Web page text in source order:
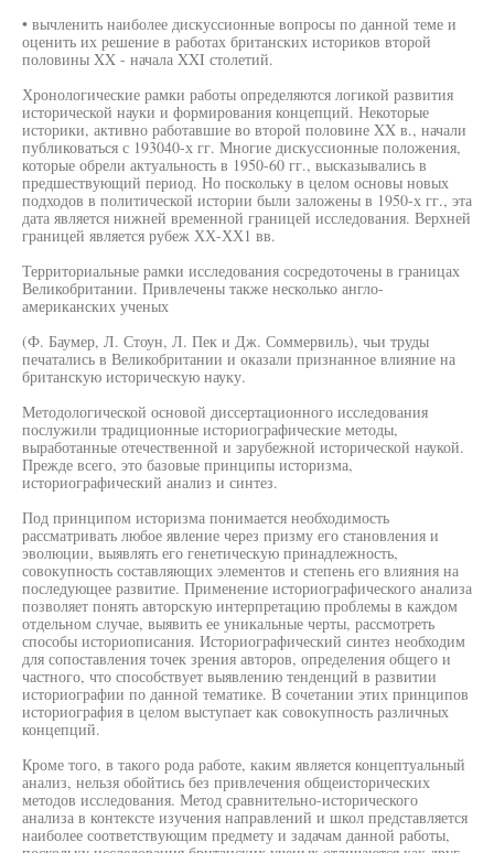
• вычленить наиболее дискуссионные вопросы по данной теме и
оценить их решение в работах британских историков второй
половины XX - начала XXI столетий.
Хронологические рамки работы определяются логикой развития
исторической науки и формирования концепций. Некоторые
историки, активно работавшие во второй половине XX в., начали
публиковаться с 193040-х гг. Многие дискуссионные положения,
которые обрели актуальность в 1950-60 гг., высказывались в
предшествующий период. Но поскольку в целом основы новых
подходов в политической истории были заложены в 1950-х гг., эта
дата является нижней временной границей исследования. Верхней
границей является рубеж ХХ-ХХ1 вв.
Территориальные рамки исследования сосредоточены в границах
Великобритании. Привлечены также несколько англо-
американских ученых
(Ф. Баумер, Л. Стоун, Л. Пек и Дж. Соммервиль), чьи труды
печатались в Великобритании и оказали признанное влияние на
британскую историческую науку.
Методологической основой диссертационного исследования
послужили традиционные историографические методы,
выработанные отечественной и зарубежной исторической наукой.
Прежде всего, это базовые принципы историзма,
историографический анализ и синтез.
Под принципом историзма понимается необходимость
рассматривать любое явление через призму его становления и
эволюции, выявлять его генетическую принадлежность,
совокупность составляющих элементов и степень его влияния на
последующее развитие. Применение историографического анализа
позволяет понять авторскую интерпретацию проблемы в каждом
отдельном случае, выявить ее уникальные черты, рассмотреть
способы историописания. Историографический синтез необходим
для сопоставления точек зрения авторов, определения общего и
частного, что способствует выявлению тенденций в развитии
историографии по данной тематике. В сочетании этих принципов
историография в целом выступает как совокупность различных
концепций.
Кроме того, в такого рода работе, каким является концептуальный
анализ, нельзя обойтись без привлечения общеисторических
методов исследования. Метод сравнительно-исторического
анализа в контексте изучения направлений и школ представляется
наиболее соответствующим предмету и задачам данной работы,